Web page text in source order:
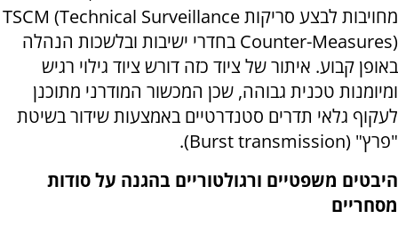
מחויבות לבצע סריקותTSCM (Technical Surveillance
Counter-Measures) בחדרי ישיבות ובלשכות הנהלה
באופן קבוע. איתור של ציוד כזה דורש ציוד גילוי רגיש
ומיומנות טכנית גבוהה, שכן המכשור המודרני מתוכנן
לעקוף גלאי תדרים סטנדרטיים באמצעות שידור בשיטת
"פרץ" (Burst transmission
).
היבטים משפטיים ורגולטוריים בהגנה על סודות
מסחריים